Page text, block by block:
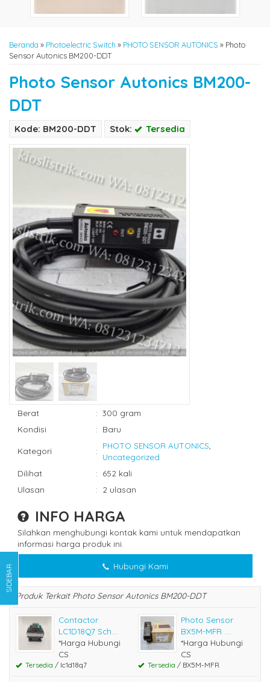
Beranda » Photoelectric Switch » PHOTO SENSOR AUTONICS » Photo
Sensor Autonics BM200-DDT
Photo Sensor Autonics BM200-
DDT
Kode: BM200-DDT Stok: Tersedia
Berat : 300 gram
Kondisi
: Baru
Kategori :
PHOTO SENSOR AUTONICS
Uncategorized
Dilihat
: 652 kali
Ulasan
: 2 ulasan
INFO HARGA
Silahkan menghubungi kontak kami untuk mendapatkan
informasi harga produk ini.
Hubungi Kami
Produk Terkait Photo Sensor Autonics BM200-DDT
Contactor
LC1D18Q7 Sch....
*Harga Hubungi
CS
Tersedia / lc1d18q7
Photo Sensor
BX5M-MFR ....
*Harga Hubungi
CS
Tersedia / BX5M-MFR
SIDEBAR